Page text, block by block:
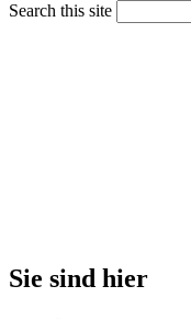
Search this site
Sie sind hier